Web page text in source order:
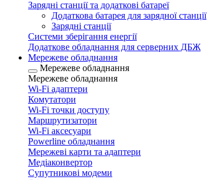
Зарядні станції та додаткові батареї
Додаткова батарея для зарядної станції
Зарядні станції
Системи зберігання енергії
Додаткове обладнання для серверних ДБЖ
Мережеве обладнання
Мережеве обладнання
Мережеве обладнання
Wi-Fi адаптери
Комутатори
Wi-Fi точки доступу
Маршрутизатори
Wi-Fi аксесуари
Рowerline обладнання
Мережеві карти та адаптери
Медіаконвертор
Супутникові модеми